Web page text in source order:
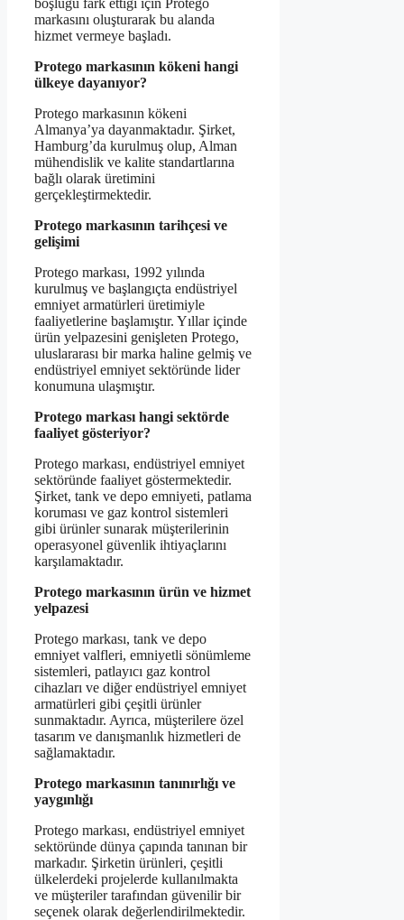
markasını oluşturarak bu alanda
hizmet vermeye başladı.
Protego markasının kökeni hangi
ülkeye dayanıyor?
Protego markasının kökeni
Almanya’ya dayanmaktadır. Şirket,
Hamburg’da kurulmuş olup, Alman
mühendislik ve kalite standartlarına
bağlı olarak üretimini
gerçekleştirmektedir.
Protego markasının tarihçesi ve
gelişimi
Protego markası, 1992 yılında
kurulmuş ve başlangıçta endüstriyel
emniyet armatürleri üretimiyle
faaliyetlerine başlamıştır. Yıllar içinde
ürün yelpazesini genişleten Protego,
uluslararası bir marka haline gelmiş ve
endüstriyel emniyet sektöründe lider
konumuna ulaşmıştır.
Protego markası hangi sektörde
faaliyet gösteriyor?
Protego markası, endüstriyel emniyet
sektöründe faaliyet göstermektedir.
Şirket, tank ve depo emniyeti, patlama
koruması ve gaz kontrol sistemleri
gibi ürünler sunarak müşterilerinin
operasyonel güvenlik ihtiyaçlarını
karşılamaktadır.
Protego markasının ürün ve hizmet
yelpazesi
Protego markası, tank ve depo
emniyet valfleri, emniyetli sönümleme
sistemleri, patlayıcı gaz kontrol
cihazları ve diğer endüstriyel emniyet
armatürleri gibi çeşitli ürünler
sunmaktadır. Ayrıca, müşterilere özel
tasarım ve danışmanlık hizmetleri de
sağlamaktadır.
Protego markasının tanınırlığı ve
yaygınlığı
Protego markası, endüstriyel emniyet
sektöründe dünya çapında tanınan bir
markadır. Şirketin ürünleri, çeşitli
ülkelerdeki projelerde kullanılmakta
ve müşteriler tarafından güvenilir bir
seçenek olarak değerlendirilmektedir.